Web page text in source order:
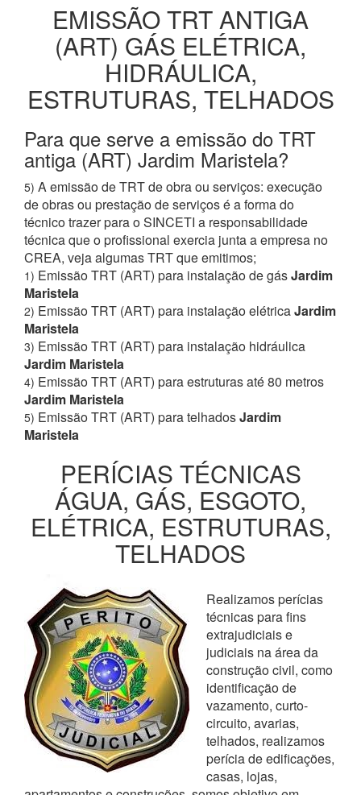
EMISSÃO TRT ANTIGA
(ART) GÁS ELÉTRICA,
HIDRÁULICA,
ESTRUTURAS, TELHADOS
Para que serve a emissão do TRT
antiga (ART) Jardim Maristela?
5) A emissão de TRT de obra ou serviços: execução
de obras ou prestação de serviços é a forma do
técnico trazer para o SINCETI a responsabilidade
técnica que o profissional exercia junta a empresa no
CREA, veja algumas TRT que emitimos;
1) Emissão TRT (ART) para instalação de gásJardim
Maristela
2) Emissão TRT (ART) para instalação elétricaJardim
Maristela
3) Emissão TRT (ART) para instalação hidráulica
Jardim Maristela
4) Emissão TRT (ART) para estruturas até 80 metros
Jardim Maristela
5) Emissão TRT (ART) para telhadosJardim
Maristela
PERÍCIAS TÉCNICAS
ÁGUA, GÁS, ESGOTO,
ELÉTRICA, ESTRUTURAS,
TELHADOS
Realizamos perícias
técnicas para fins
extrajudiciais e
judiciais na área da
construção civil, como
identificação de
vazamento, curto-
circuito, avarias,
telhados, realizamos
perícia de edificações,
casas, lojas,